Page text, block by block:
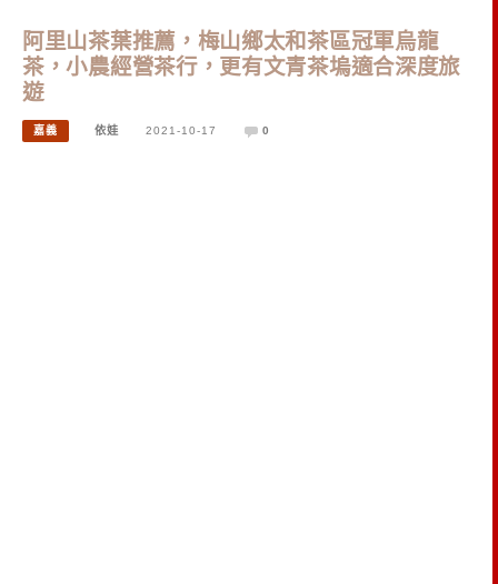
阿里山茶葉推薦，梅山鄉太和茶區冠軍烏龍
茶，小農經營茶行，更有文青茶塢適合深度旅
遊
嘉義 依娃 2021-10-17 0